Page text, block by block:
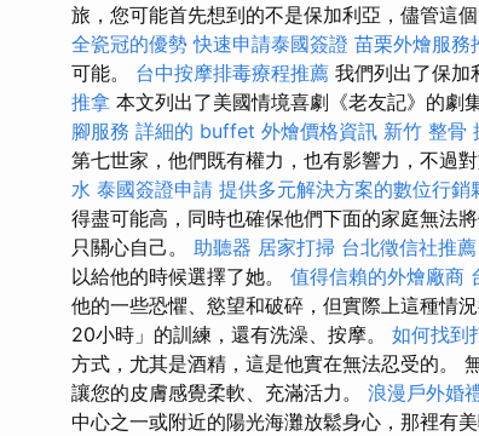
旅，您可能首先想到的不是保加利亞，儘管這
全瓷冠的優勢 快速申請泰國簽證 苗栗外燴服務
可能。 台中按摩排毒療程推薦 我們列出了保加
推拿 本文列出了美國情境喜劇《老友記》的劇
腳服務 詳細的 buffet 外燴價格資訊 新竹 整骨
第七世家，他們既有權力，也有影響力，不過
水 泰國簽證申請 提供多元解決方案的數位行銷
得盡可能高，同時也確保他們下面的家庭無法
只關心自己。 助聽器 居家打掃 台北徵信社推薦
以給他的時候選擇了她。 值得信賴的外燴廠商
他的一些恐懼、慾望和破碎，但實際上這種情況
20小時」的訓練，還有洗澡、按摩。 如何找到
方式，尤其是酒精，這是他實在無法忍受的。
讓您的皮膚感覺柔軟、充滿活力。 浪漫戶外婚
中心之一或附近的陽光海灘放鬆身心，那裡有